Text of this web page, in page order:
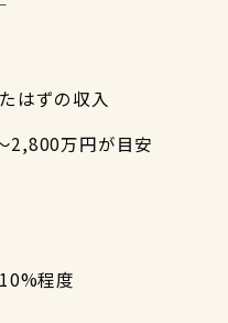
はずの収入
万円が目安
程度